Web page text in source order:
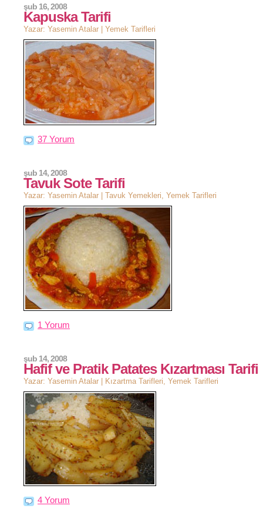
Kapuska Tarifi
şub 16, 2008
Yazar: Yasemin Atalar | Yemek Tarifleri
37 Yorum
Tavuk Sote Tarifi
şub 14, 2008
Yazar: Yasemin Atalar | Tavuk Yemekleri Yemek Tarifleri
1 Yorum
Hafif ve Pratik Patates Kızartması Tarifi
şub 14, 2008
Yazar: Yasemin Atalar | Kızartma Tarifleri Yemek Tarifleri
4 Yorum